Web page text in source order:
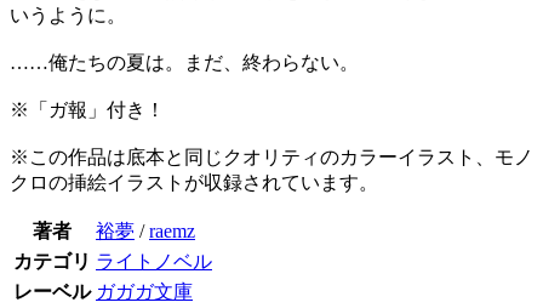
いうように。
……俺たちの夏は。まだ、終わらない。
※「ガ報」付き！
※この作品は底本と同じクオリティのカラーイラスト、モノ
クロの挿絵イラストが収録されています。
著者 裕夢 /raemz
カテゴリ ライトノベル
レーベル ガガガ文庫